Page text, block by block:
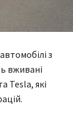
з
вживані
Tesla, які